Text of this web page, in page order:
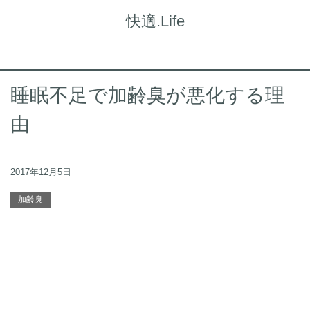
快適.Life
睡眠不足で加齢臭が悪化する理
由
2017年12月5日
加齢臭